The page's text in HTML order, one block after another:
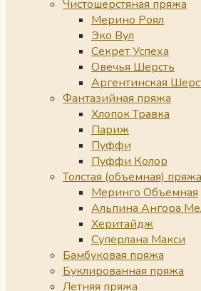
Чистошерстяная пряжа
Мерино Роял
Эко Вул
Секрет Успеха
Овечья Шерсть
Аргентинская
Фантазийная пряжа
Хлопок Травка
Париж
Пуффи
Пуффи Колор
Толстая (объемная) пряжа
Меринго Объемная
Альпина Ангора
Херитайдж
Суперлана Макси
Бамбуковая пряжа
Буклированная пряжа
Летняя пряжа